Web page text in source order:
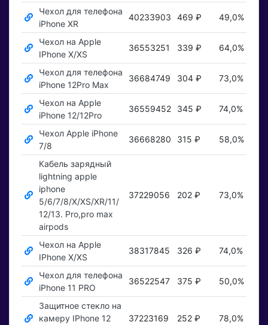
Чехол для телефона
iPhone XR
40233903 469 ₽ 49,0%
Чехол на Apple
IPhone X/XS
36553251 339 ₽ 64,0%
Чехол для телефона
iPhone 12Pro Max
36684749 304 ₽ 73,0%
Чехол на Apple
iPhone 12/12Pro
36559452 345 ₽ 74,0%
Чехол Apple iPhone
7/8
36668280 315 ₽ 58,0%
Кабель зарядный
lightning apple
iphone
5/6/7/8/X/XS/XR/11/
12/13. Pro,pro max
airpods
37229056 202 ₽ 73,0%
Чехол на Apple
IPhone X/XS
38317845 326 ₽ 74,0%
Чехол для телефона
iPhone 11 PRO
36522547 375 ₽ 50,0%
Защитное стекло на
камеру IPhone 12
37223169 252 ₽ 78,0%